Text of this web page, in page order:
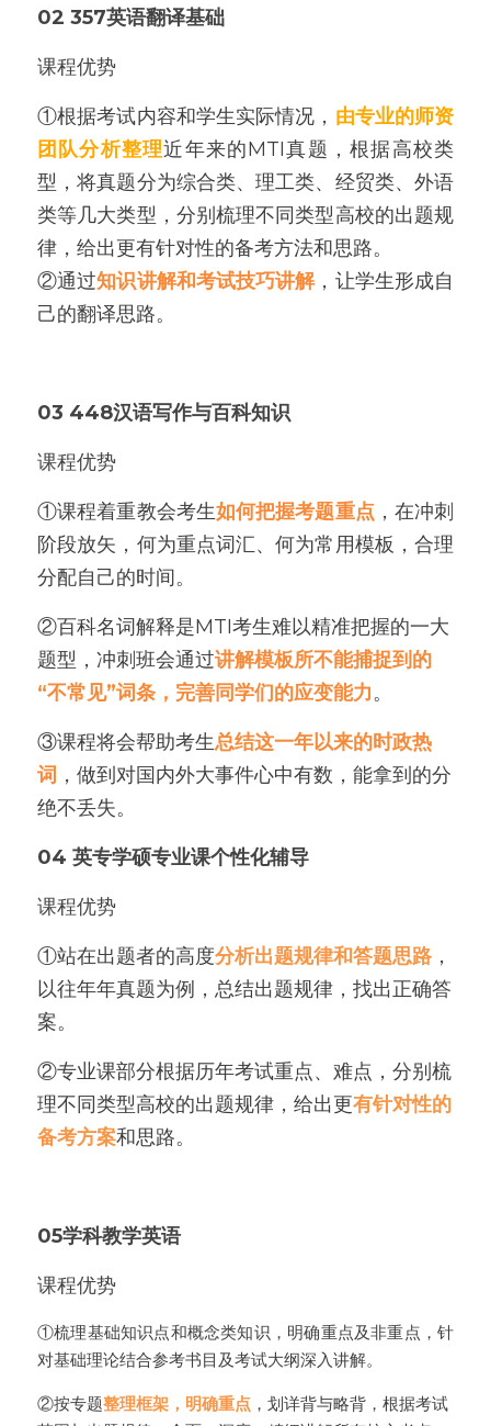
02 357英语翻译基础
课程优势
①根据考试内容和学生实际情况， 由专业的师资
团队分析整理近年来的MTI真题，根据高校类
型，将真题分为综合类、理工类、经贸类、外语
类等几大类型，分别梳理不同类型高校的出题规
律，给出更有针对性的备考方法和思路。
②通过知识讲解和考试技巧讲解，让学生形成自
己的翻译思路。
03 448汉语写作与百科知识
课程优势
①课程着重教会考生如何把握考题重点 ，在冲刺
阶段放矢，何为重点词汇、何为常用模板，合理
分配自己的时间。
②百科名词解释是MTI考生难以精准把握的一大
题型，冲刺班会通过讲解模板所不能捕捉到的
“不常见”词条，完善同学们的应变能力。
③课程将会帮助考生总结这一年以来的时政热
词 ，做到对国内外大事件心中有数，能拿到的分
绝不丢失。
04 英专学硕专业课个性化辅导
课程优势
①站在出题者的高度分析出题规律和答题思路 ，
以往年年真题为例，总结出题规律，找出正确答
案。
②专业课部分根据历年考试重点、难点，分别梳
理不同类型高校的出题规律，给出更有针对性的
备考方案和思路。
05学科教学英语
课程优势
①梳理基础知识点和概念类知识，明确重点及非重点，针
对基础理论结合参考书目及考试大纲深入讲解。
②按专题整理框架，明确重点 ，划详背与略背，根据考试